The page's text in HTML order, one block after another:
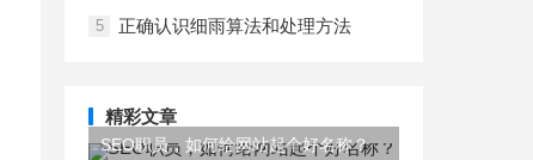
5 正确认识细雨算法和处理方法
精彩文章
SEO职员，如何给网站起个好名称？